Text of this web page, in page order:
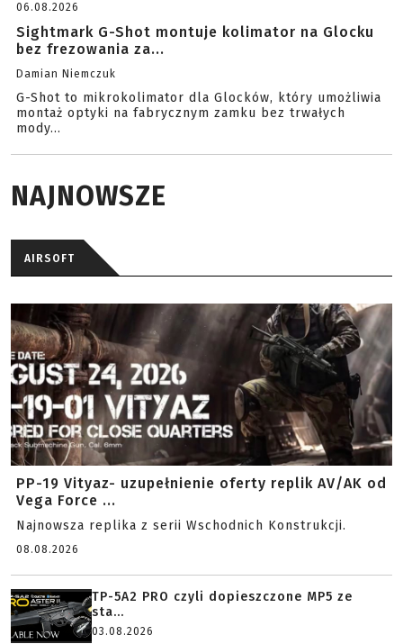
06.08.2026
Sightmark G-Shot montuje kolimator na Glocku
bez frezowania za...
Damian Niemczuk
G-Shot to mikrokolimator dla Glocków, który umożliwia
montaż optyki na fabrycznym zamku bez trwałych
mody...
NAJNOWSZE
AIRSOFT
PP-19 Vityaz- uzupełnienie oferty replik AV/AK od
Vega Force ...
Najnowsza replika z serii Wschodnich Konstrukcji.
08.08.2026
TP-5A2 PRO czyli dopieszczone MP5 ze
sta...
03.08.2026